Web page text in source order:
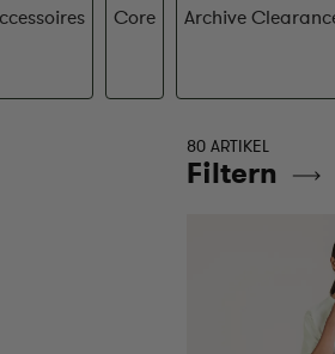
Core Archive
80 ARTIKEL
Filtern